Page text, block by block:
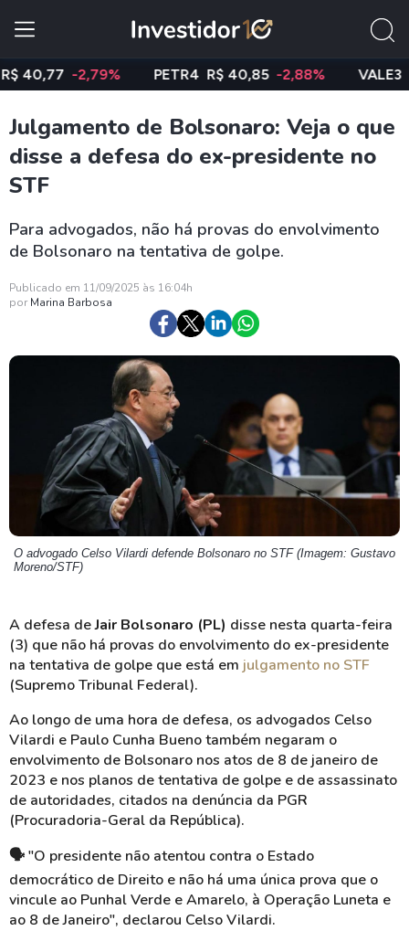
-2,79% PETR4 R$ 40,85 -2,88% VALE3 R$
Julgamento de Bolsonaro: Veja o que
disse a defesa do ex-presidente no
STF
Para advogados, não há provas do envolvimento
de Bolsonaro na tentativa de golpe.
Publicado em 11/09/2025 às 16:04h
por Marina Barbosa
O advogado Celso Vilardi defende Bolsonaro no STF (Imagem: Gustavo
Moreno/STF)
A defesa deJair Bolsonaro (PL) disse nesta quarta-feira
(3) que não há provas do envolvimento do ex-presidente
na tentativa de golpe que está em julgamento no STF
(Supremo Tribunal Federal).
Ao longo de uma hora de defesa, os advogados Celso
Vilardi e Paulo Cunha Bueno também negaram o
envolvimento de Bolsonaro nos atos de 8 de janeiro de
2023 e nos planos de tentativa de golpe e de assassinato
de autoridades, citados na denúncia da PGR
(Procuradoria-Geral da República).
🗣️"O presidente não atentou contra o Estado
democrático de Direito e não há uma única prova que o
vincule ao Punhal Verde e Amarelo, à Operação Luneta e
ao 8 de Janeiro", declarou CelsoVilardi.